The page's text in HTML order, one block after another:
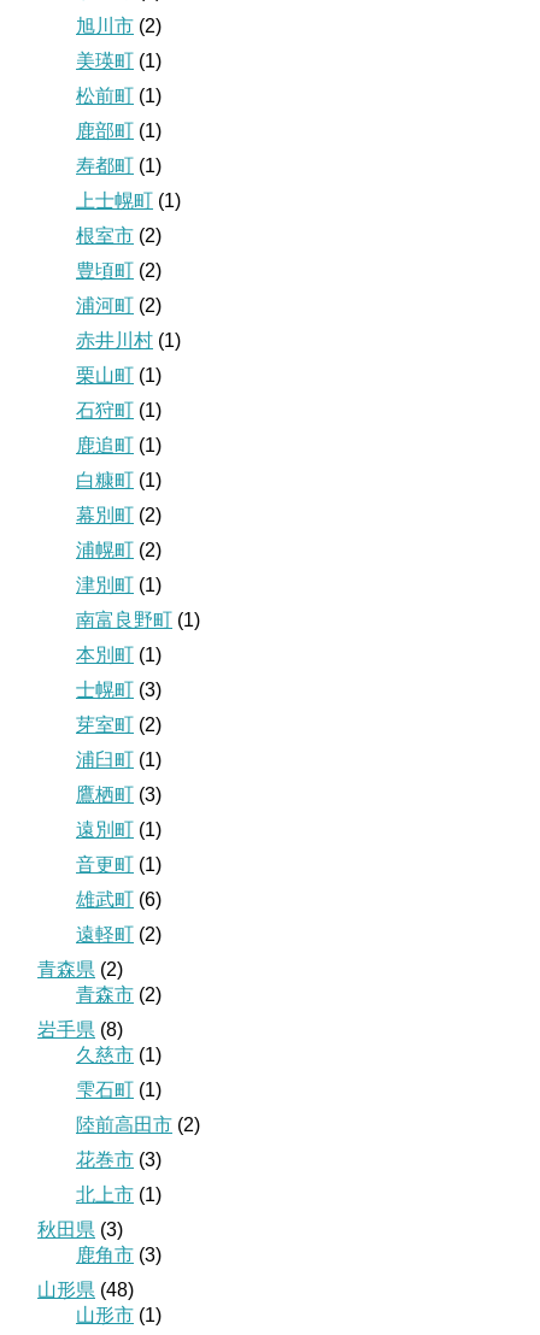
旭川市 (2)
美瑛町 (1)
松前町 (1)
鹿部町 (1)
寿都町 (1)
上士幌町 (1)
根室市 (2)
豊頃町 (2)
浦河町 (2)
赤井川村 (1)
栗山町 (1)
石狩町 (1)
鹿追町 (1)
白糠町 (1)
幕別町 (2)
浦幌町 (2)
津別町 (1)
南富良野町 (1)
本別町 (1)
士幌町 (3)
芽室町 (2)
浦臼町 (1)
鷹栖町 (3)
遠別町 (1)
音更町 (1)
雄武町 (6)
遠軽町 (2)
青森県 (2)
青森市 (2)
岩手県 (8)
久慈市 (1)
雫石町 (1)
陸前高田市 (2)
花巻市 (3)
北上市 (1)
秋田県 (3)
鹿角市 (3)
山形県 (48)
山形市 (1)